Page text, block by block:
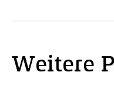
Weitere